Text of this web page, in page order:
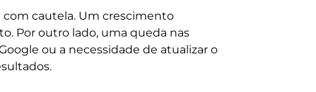
com cautela. Um crescimento
Por outro lado, uma queda nas
ou a necessidade de atualizar o